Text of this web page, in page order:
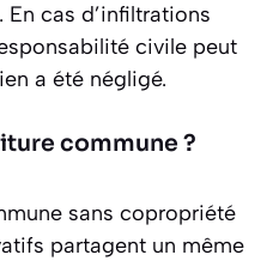
En cas d’infiltrations
civile peut
a été négligé.
commune ?
sans copropriété
partagent un même